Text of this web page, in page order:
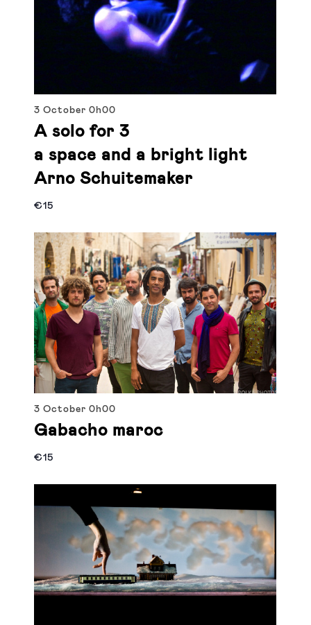
3 October0h00
A solo for 3
a space and a bright light
Arno Schuitemaker
€15
3 October0h00
Gabacho maroc
€15